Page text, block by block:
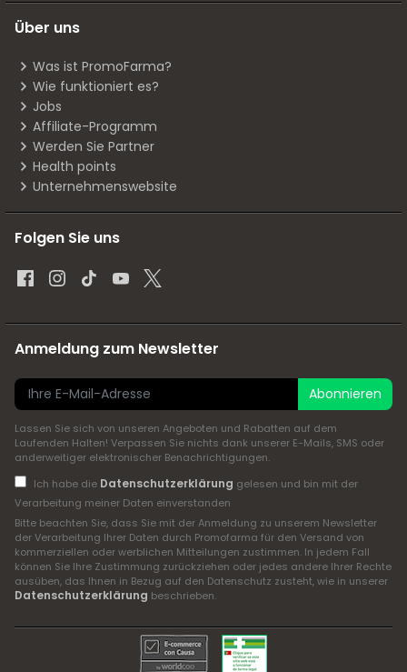
Über uns
Was ist PromoFarma?
Wie funktioniert es?
Jobs
Affiliate-Programm
Werden Sie Partner
Health points
Unternehmenswebsite
Folgen Sie uns
Anmeldung zum Newsletter
Abonnieren
Lassen Sie sich von unseren Angeboten und Rabatten auf dem
Laufenden Halten! Verpassen Sie nichts dank unserer E-Mails, SMS oder
anderweitiger elektronischer Benachrichtigungen.
Ich habe die Datenschutzerklärung gelesen und bin mit der
Verarbeitung meiner Daten einverstanden
Bitte beachten Sie, dass Sie mit der Anmeldung zu unserem Newsletter
der Verarbeitung Ihrer Daten durch Promofarma für den Versand von
kommerziellen oder werblichen Mitteilungen zustimmen. In jedem Fall
können Sie Ihre Zustimmung zurückziehen oder jedes andere Ihrer Rechte
ausüben, das Ihnen in Bezug auf den Datenschutz zusteht, wie in unserer
Datenschutzerklärung beschrieben.